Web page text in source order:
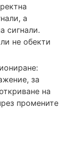
а
сигнали.
не обекти
за
на
промените